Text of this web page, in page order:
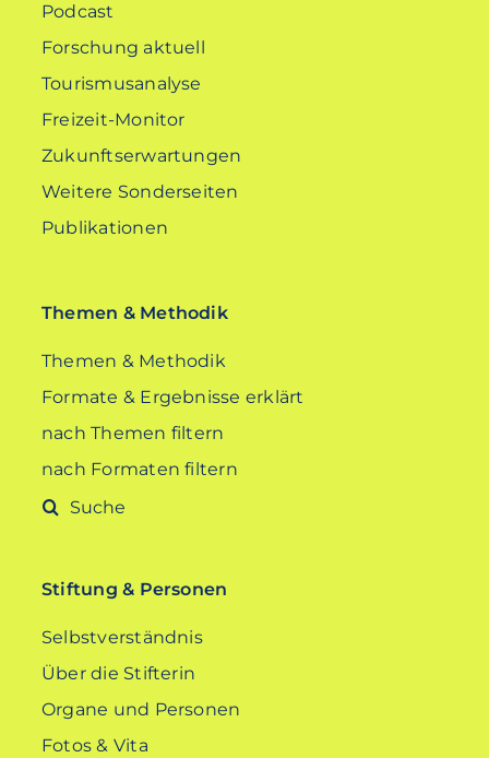
Podcast
Forschung aktuell
Tourismusanalyse
Freizeit-Monitor
Zukunftserwartungen
Weitere Sonderseiten
Publikationen
Themen & Methodik
Themen & Methodik
Formate & Ergebnisse erklärt
nach Themen filtern
nach Formaten filtern
Suche
Stiftung & Personen
Selbstverständnis
Über die Stifterin
Organe und Personen
Fotos & Vita